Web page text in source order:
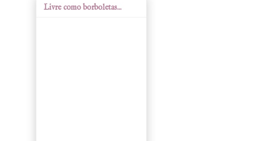
Livre como borboletas...